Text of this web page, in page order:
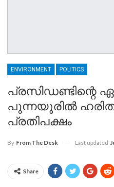
ENVIRONMENT POLITICS
പ്രസിഡണ്ടിന്റെ
പുന്നയൂരിൽ
പ്രതിപക്ഷം
By From The Desk Last updated
Share